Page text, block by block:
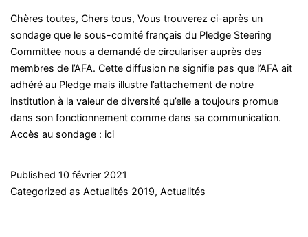
Chères toutes, Chers tous, Vous trouverez ci-après un
sondage que le sous-comité français du Pledge Steering
Committee nous a demandé de circulariser auprès des
membres de l’AFA. Cette diffusion ne signifie pas que l’AFA ait
adhéré au Pledge mais illustre l’attachement de notre
institution à la valeur de diversité qu’elle a toujours promue
dans son fonctionnement comme dans sa communication.
Accès au sondage : ici
Published 10 février 2021
Categorized as Actualités 2019, Actualités